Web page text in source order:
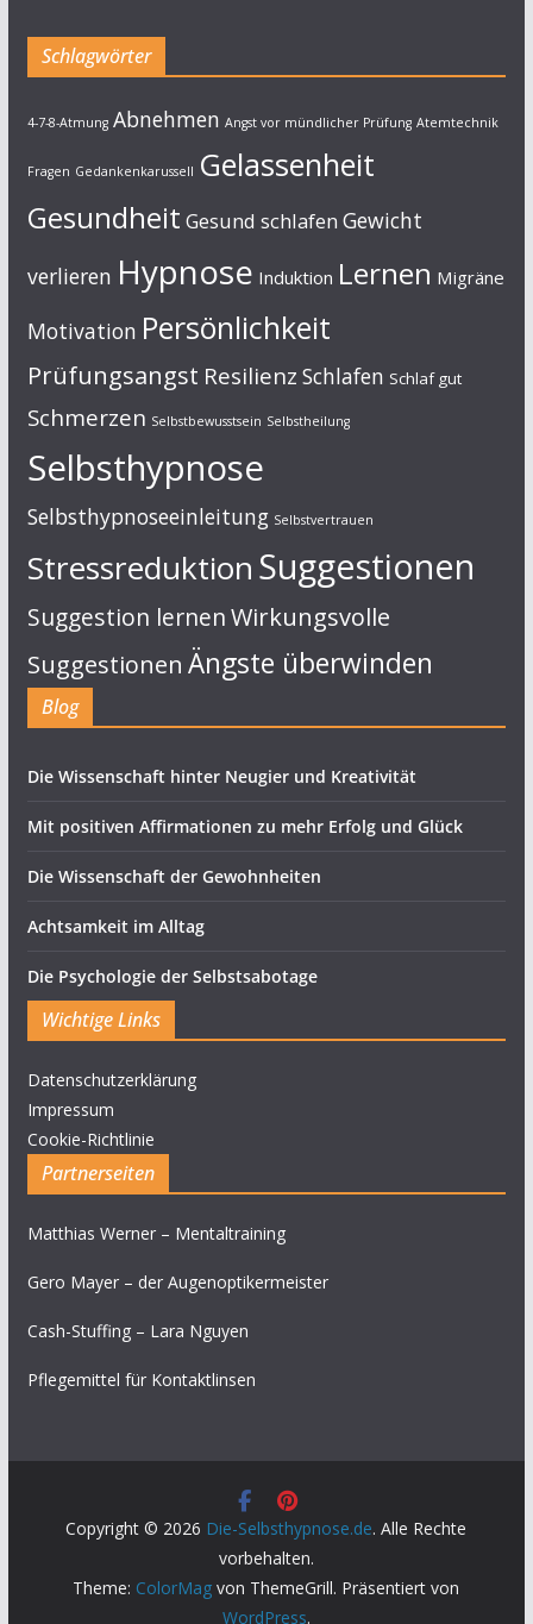
Schlagwörter
4-7-8-Atmung Abnehmen Angst vor mündlicher Prüfung Atemtechnik
Fragen Gedankenkarussell Gelassenheit
Gesundheit Gesund schlafen Gewicht
verlieren Hypnose Induktion Lernen Migräne
Motivation Persönlichkeit
Prüfungsangst Resilienz Schlafen Schlaf gut
Schmerzen Selbstbewusstsein Selbstheilung
Selbsthypnose
Selbsthypnoseeinleitung Selbstvertrauen
StressreduktionSuggestionen
Suggestion lernenWirkungsvolle
Suggestionen Ängste überwinden
Blog
Die Wissenschaft hinter Neugier und Kreativität
Mit positiven Affirmationen zu mehr Erfolg und Glück
Die Wissenschaft der Gewohnheiten
Achtsamkeit im Alltag
Die Psychologie der Selbstsabotage
Wichtige Links
Datenschutzerklärung
Impressum
Cookie-Richtlinie
Partnerseiten
Matthias Werner – Mentaltraining
Gero Mayer – der Augenoptikermeister
Cash-Stuffing – Lara Nguyen
Pflegemittel für Kontaktlinsen
Copyright © 2026 Die-Selbsthypnose.de. Alle Rechte
vorbehalten.
Theme: ColorMag von ThemeGrill. Präsentiert von
WordPress.